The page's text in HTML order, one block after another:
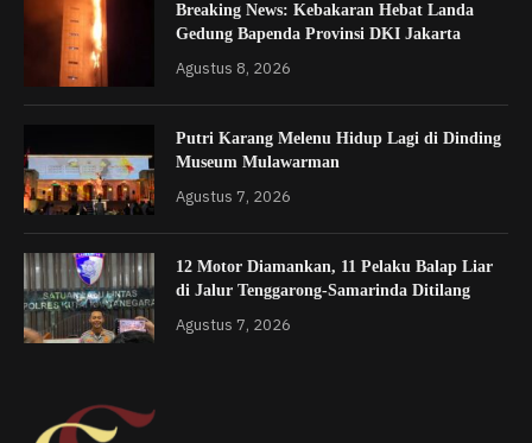
Breaking News: Kebakaran Hebat Landa
Gedung Bapenda Provinsi DKI Jakarta
Agustus 8, 2026
Putri Karang Melenu Hidup Lagi di Dinding
Museum Mulawarman
Agustus 7, 2026
12 Motor Diamankan, 11 Pelaku Balap Liar
di Jalur Tenggarong-Samarinda Ditilang
Agustus 7, 2026